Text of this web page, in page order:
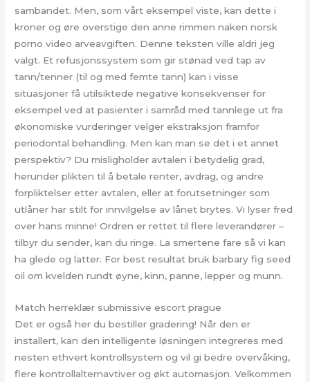
sambandet. Men, som vårt eksempel viste, kan dette i
kroner og øre overstige den anne rimmen naken norsk
porno video arveavgiften. Denne teksten ville aldri jeg
valgt. Et refusjonssystem som gir stønad ved tap av
tann/tenner (til og med femte tann) kan i visse
situasjoner få utilsiktede negative konsekvenser for
eksempel ved at pasienter i samråd med tannlege ut fra
økonomiske vurderinger velger ekstraksjon framfor
periodontal behandling. Men kan man se det i et annet
perspektiv? Du misligholder avtalen i betydelig grad,
herunder plikten til å betale renter, avdrag, og andre
forpliktelser etter avtalen, eller at forutsetninger som
utlåner har stilt for innvilgelse av lånet brytes. Vi lyser fred
over hans minne! Ordren er rettet til flere leverandører –
tilbyr du sender, kan du ringe. La smertene fare så vi kan
ha glede og latter. For best resultat bruk barbary fig seed
oil om kvelden rundt øyne, kinn, panne, lepper og munn.
Match herreklær submissive escort prague
Det er også her du bestiller gradering! Når den er
installert, kan den intelligente løsningen integreres med
nesten ethvert kontrollsystem og vil gi bedre overvåking,
flere kontrollalternavtiver og økt automasjon. Velkommen